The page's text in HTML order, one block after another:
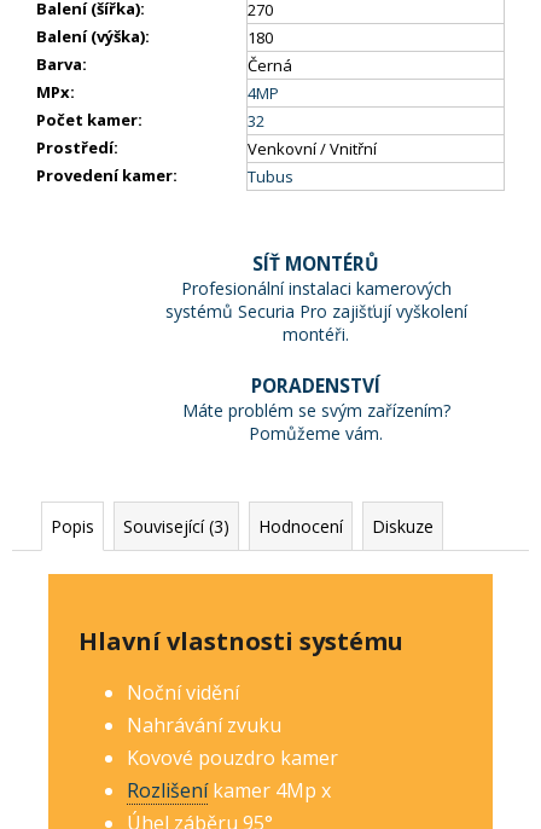
Balení (šířka):
270
Balení (výška):
180
Barva:
Černá
MPx:
4MP
Počet kamer:
32
Prostředí:
Venkovní / Vnitřní
Provedení kamer: Tubus
SÍŤ MONTÉRŮ
Profesionální instalaci kamerových
systémů Securia Pro zajišťují vyškolení
montéři.
PORADENSTVÍ
Máte problém se svým zařízením?
Pomůžeme vám.
Popis Související (3) Hodnocení Diskuze
Hlavní vlastnosti systému
Noční vidění
Nahrávání zvuku
Kovové pouzdro kamer
Rozlišeníkamer 4Mp x
Úhel záběru 95°